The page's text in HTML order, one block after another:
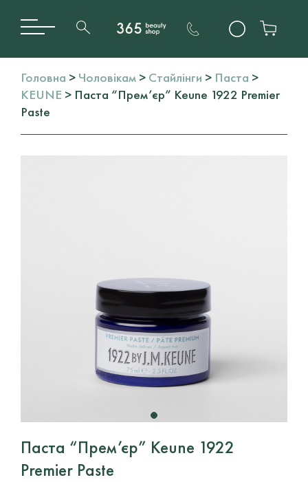
Головна > Чоловікам > Стайлінги > Паста >
KEUNE > Паста “Прем’єр” Keune 1922 Premier
Paste
Паста “Прем’єр” Keune 1922
Premier Paste